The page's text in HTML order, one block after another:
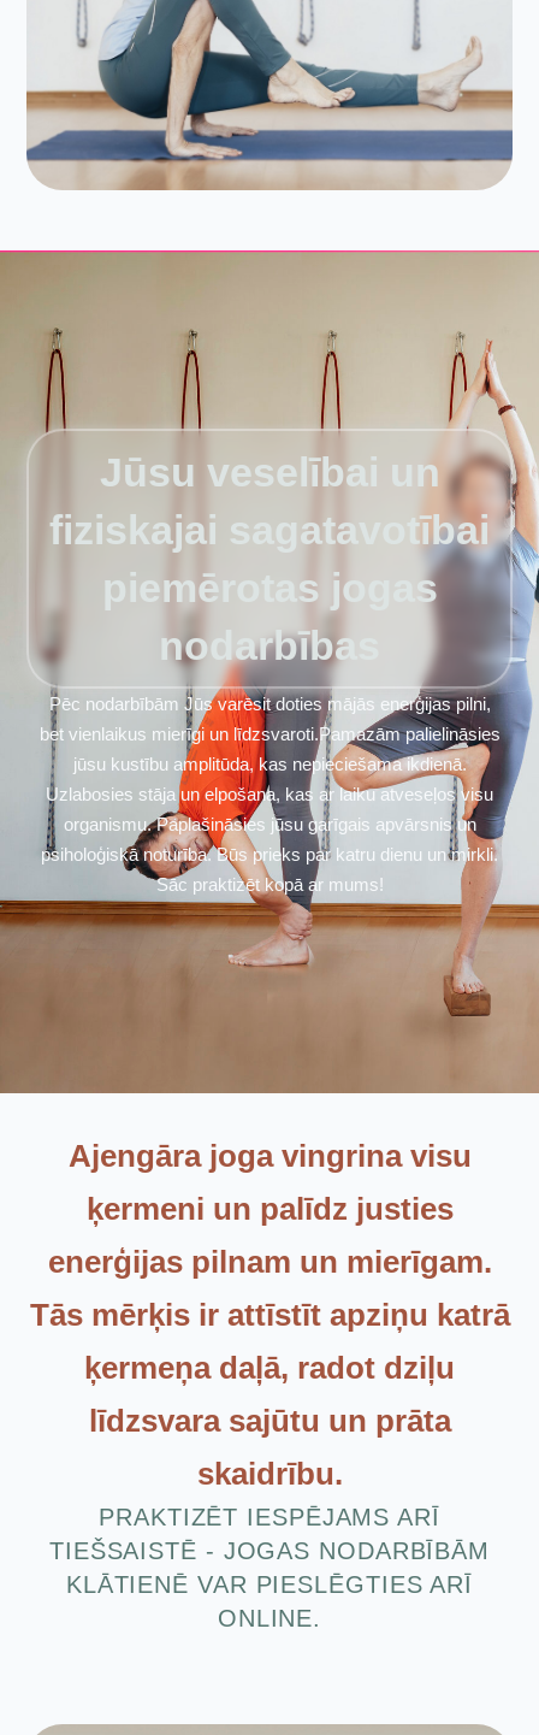
Jūsu veselībai un
fiziskajai sagatavotībai
piemērotas jogas
nodarbības
Pēc nodarbībām Jūs varēsit doties mājās enerģijas pilni,
bet vienlaikus mierīgi un līdzsvaroti.Pamazām palielināsies
jūsu kustību amplitūda, kas nepieciešama ikdienā.
Uzlabosies stāja un elpošana, kas ar laiku atveseļos visu
organismu. Paplašināsies jūsu garīgais apvārsnis un
psiholoģiskā noturība. Būs prieks par katru dienu un mirkli.
Sāc praktizēt kopā ar mums!
Ajengāra joga vingrina visu
ķermeni un palīdz justies
enerģijas pilnam un mierīgam.
Tās mērķis ir attīstīt apziņu katrā
ķermeņa daļā, radot dziļu
līdzsvara sajūtu un prāta
skaidrību.
PRAKTIZĒT IESPĒJAMS ARĪ
TIEŠSAISTĒ - JOGAS NODARBĪBĀM
KLĀTIENĒ VAR PIESLĒGTIES ARĪ
ONLINE.